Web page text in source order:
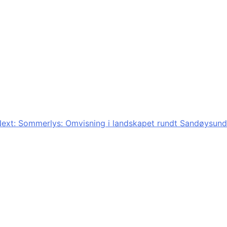
Sommerlys: Omvisning i landskapet rundt Sandøysund